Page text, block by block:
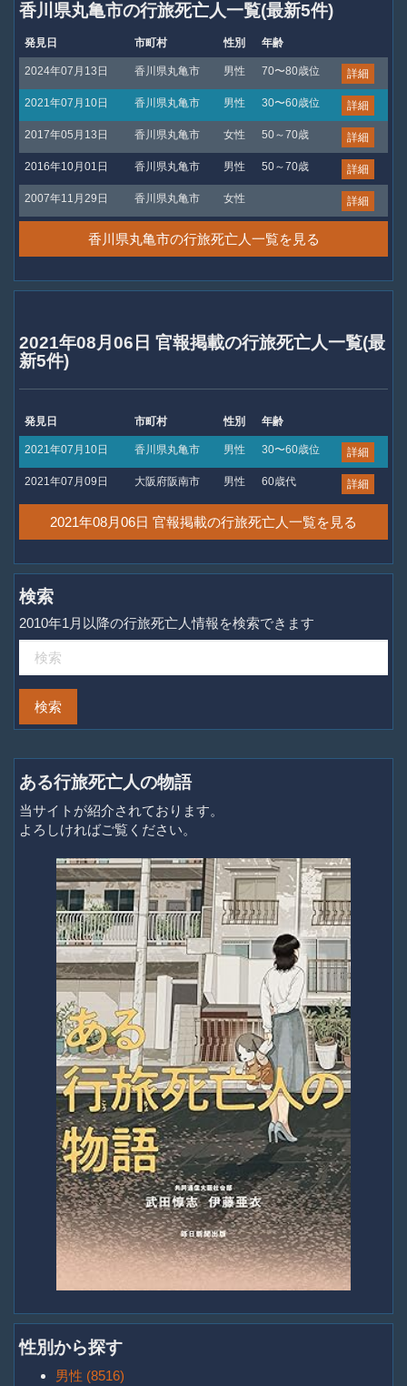
香川県丸亀市の行旅死亡人一覧(最新5件)
発見日 市町村 性別 年齢
2024年07月13日 香川県丸亀市 男性 70〜80歳位 詳細
2021年07月10日 香川県丸亀市 男性 30〜60歳位 詳細
2017年05月13日 香川県丸亀市 女性 50～70歳 詳細
2016年10月01日 香川県丸亀市 男性 50～70歳 詳細
2007年11月29日 香川県丸亀市 女性 詳細
香川県丸亀市の行旅死亡人一覧を見る
2021年08月06日 官報掲載の行旅死亡人一覧(最
新5件)
発見日 市町村 性別 年齢
2021年07月10日 香川県丸亀市 男性 30〜60歳位 詳細
2021年07月09日 大阪府阪南市 男性 60歳代 詳細
2021年08月06日 官報掲載の行旅死亡人一覧を見る
検索
2010年1月以降の行旅死亡人情報を検索できます
ある行旅死亡人の物語
当サイトが紹介されております。
よろしければご覧ください。
性別から探す
男性 (8516)